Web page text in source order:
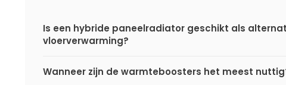
Is een hybride paneelradiator geschikt als
vloerverwarming?
Wanneer zijn de warmteboosters het meest